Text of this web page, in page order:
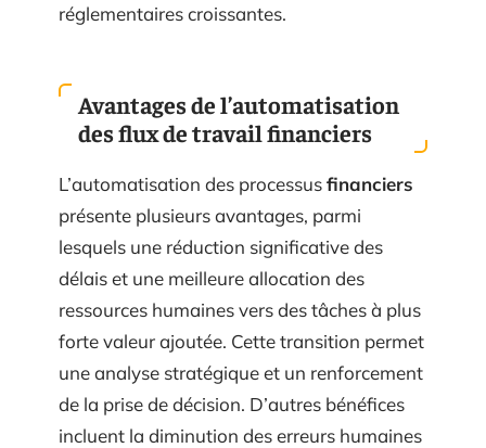
réglementaires croissantes.
Avantages de l’automatisation
des flux de travail financiers
L’automatisation des processusfinanciers
présente plusieurs avantages, parmi
lesquels une réduction significative des
délais et une meilleure allocation des
ressources humaines vers des tâches à plus
forte valeur ajoutée. Cette transition permet
une analyse stratégique et un renforcement
de la prise de décision. D’autres bénéfices
incluent la diminution des erreurs humaines